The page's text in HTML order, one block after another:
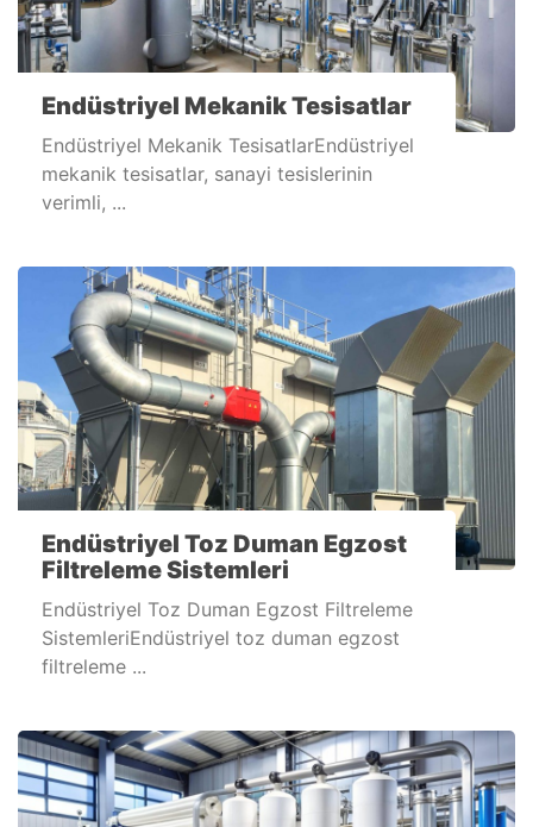
Endüstriyel Mekanik Tesisatlar
Endüstriyel Mekanik TesisatlarEndüstriyel
mekanik tesisatlar, sanayi tesislerinin
verimli, ...
Endüstriyel Toz Duman Egzost
Filtreleme Sistemleri
Endüstriyel Toz Duman Egzost Filtreleme
SistemleriEndüstriyel toz duman egzost
filtreleme ...